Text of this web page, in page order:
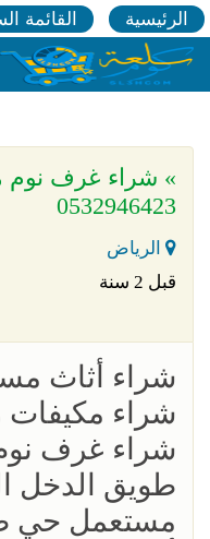
الرئيسية القائمة
» شراء غرف نوم
0532946423
الرياض
قبل 2 سنة
شراء أثاث
شراء
شراء غرف
طويق الدخل
مستعمل حي